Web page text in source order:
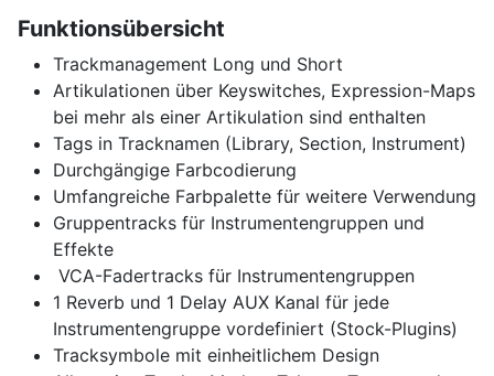
Funktionsübersicht
Trackmanagement Long und Short
Artikulationen über Keyswitches, Expression-Maps
bei mehr als einer Artikulation sind enthalten
Tags in Tracknamen (Library, Section, Instrument)
Durchgängige Farbcodierung
Umfangreiche Farbpalette für weitere Verwendung
Gruppentracks für Instrumentengruppen und
Effekte
VCA-Fadertracks für Instrumentengruppen
1 Reverb und 1 Delay AUX Kanal für jede
Instrumentengruppe vordefiniert (Stock-Plugins)
Tracksymbole mit einheitlichem Design